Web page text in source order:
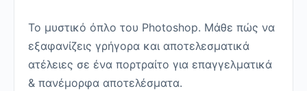
Το μυστικό όπλο του Photoshop. Μάθε πώς να
εξαφανίζεις γρήγορα και αποτελεσματικά
ατέλειες σε ένα πορτραίτο για επαγγελματικά
& πανέμορφα αποτελέσματα.